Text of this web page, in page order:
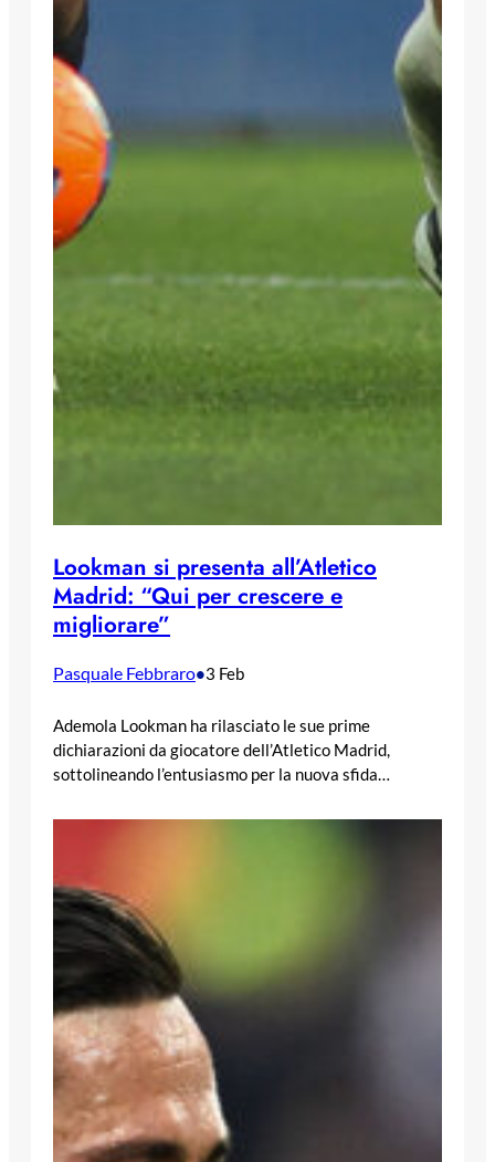
Lookman si presenta all’Atletico
Madrid: “Qui per crescere e
migliorare”
Pasquale Febbraro•3 Feb
Ademola Lookman ha rilasciato le sue prime
dichiarazioni da giocatore dell’Atletico Madrid,
sottolineando l’entusiasmo per la nuova sfida…